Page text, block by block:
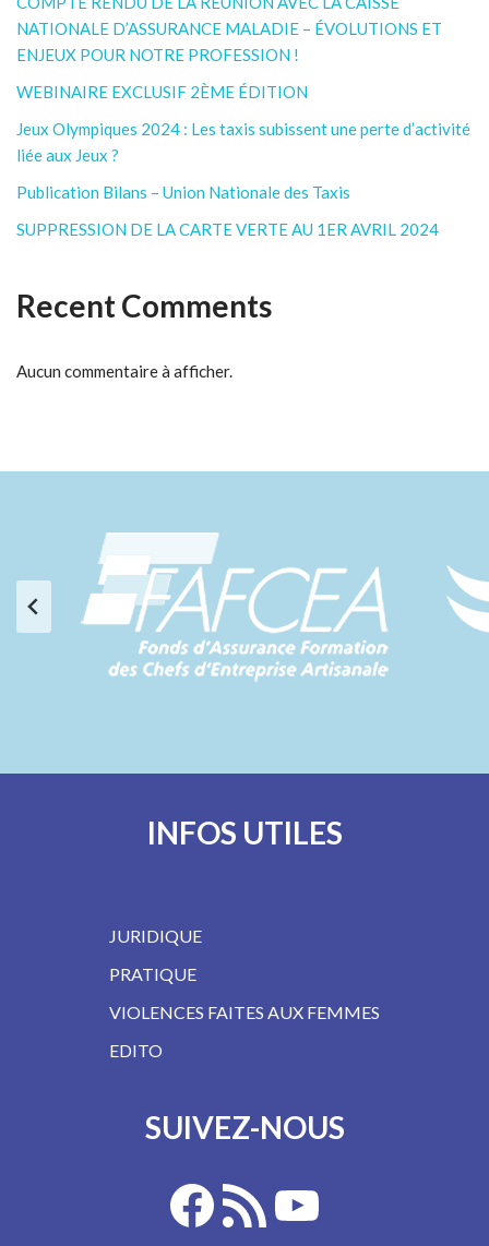
NATIONALE D’ASSURANCE MALADIE – ÉVOLUTIONS ET
ENJEUX POUR NOTRE PROFESSION !
WEBINAIRE EXCLUSIF 2ÈME ÉDITION
Jeux Olympiques 2024 : Les taxis subissent une perte d’activité
liée aux Jeux ?
Publication Bilans – Union Nationale des Taxis
SUPPRESSION DE LA CARTE VERTE AU 1ER AVRIL 2024
Recent Comments
Aucun commentaire à afficher.
INFOS UTILES
JURIDIQUE
PRATIQUE
VIOLENCES FAITES AUX FEMMES
EDITO
SUIVEZ-NOUS